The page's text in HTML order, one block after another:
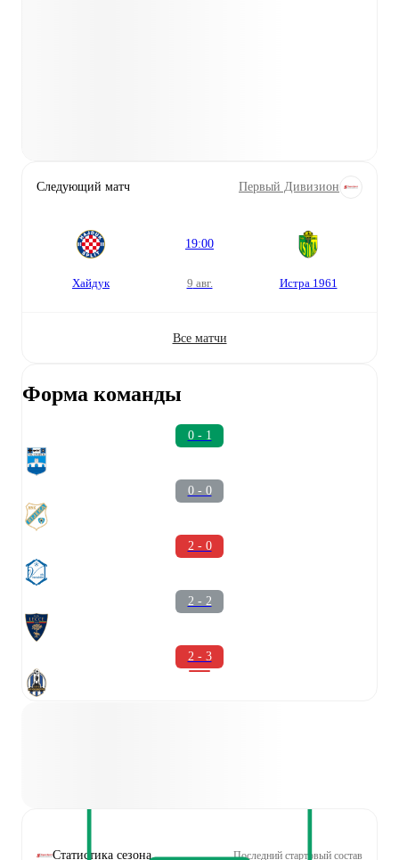
Следующий матч Первый Дивизион
Хайдук
19:00
9 авг. Истра 1961
Все матчи
Форма команды
0 - 1
0 - 0
2 - 0
2 - 2
2 - 3
Статистика сезона Последний стартовый состав